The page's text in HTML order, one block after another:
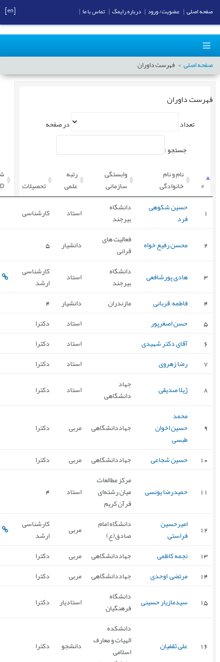
صفحه اصلی فهرست داوران
فهرست داوران
تعداد
در صفحه
جستجو :
نام و نام
خانوادگی
وابستگی
سازمانی
رتبه
علمی
تحصیلات
حسین شکوهی
فرد
دانشگاه
بیرجند
استاد کارشناسی
2 محسن رفیع خواه
فعالیت های
قرانی
دانشیار 5
3 هادی پورشافعی
دانشگاه
بیرجند
استاد
کارشناسی
ارشد
4
فاطمه قربانی مازندران دانشیار
4
5
حسن اصغرپور استاد
دکترا
6
آقای دکتر شهیدی استاد
دکترا
7
رضا زهروی استاد
دکترا
8
ژیلا صدیقی
جهاد
دانشگاهی
استاد دکترا
9
محمد
حسین اخوان
طبسی
جهاددانشگاهی مربی دکترا
10 حسین شجاعی جهاددانشگاهی مربی دکترا
11 حمیدرضا یونسی
مرکز مطالعات
میان رشته‌ای
قرآن کریم
استاد 4
12
امیرحسین
فراستی
دانشگاه امام
صادق(ع)
مربی
کارشناسی
ارشد
13
نجمه کاظمی جهاددانشگاهی مربی
دکترا
14
مرتضی اوحدی جهاددانشگاهی مربی
دکترا
15
سیدمازیار حسینی
دانشگاه
فرهنگیان
استادیار دکترا
16 علی ثقفیان
دانشکده
الهیات و معارف
اسلامی
دانشجو دکترا
صفحه اصلی عضویت/ ورود درباره رایمگ تماس با ما